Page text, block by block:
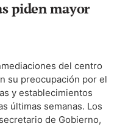
piden mayor
del centro
su preocupación por el
y establecimientos
últimas semanas. Los
de Gobierno,